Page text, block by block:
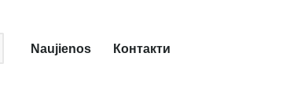
Naujienos Контакти